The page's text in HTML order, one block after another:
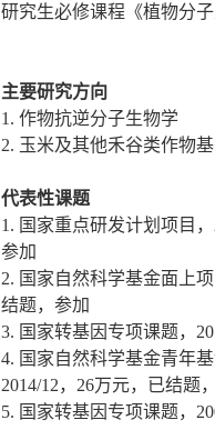
研究生必修课程《植物分子
主要研究方向
1. 作物抗逆分子生物学
2. 玉米及其他禾谷类作物
代表性课题
1. 国家重点研发计划项目，
参加
2. 国家自然科学基金面上项
结题，参加
3. 国家转基因专项课题，
4. 国家自然科学基金青年基
2014/12， 26万元，已结题
5. 国家转基因专项课题，